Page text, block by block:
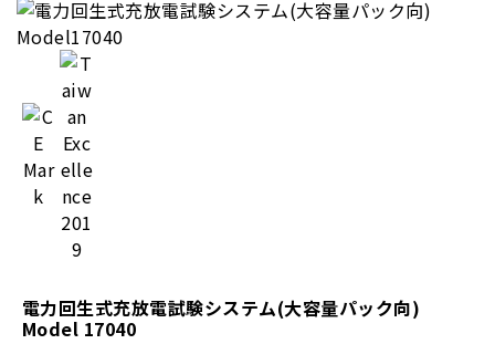
電力回生式充放電試験システム(大容量パック向)
Model 17040